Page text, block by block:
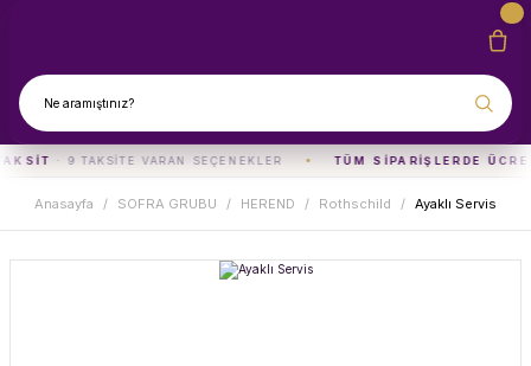
· 9 TAKSITE VARAN SEÇENEKLER TÜM SIPARIŞLERDE
Anasayfa SOFRA GRUBU HEREND Rothschild Ayaklı Servis